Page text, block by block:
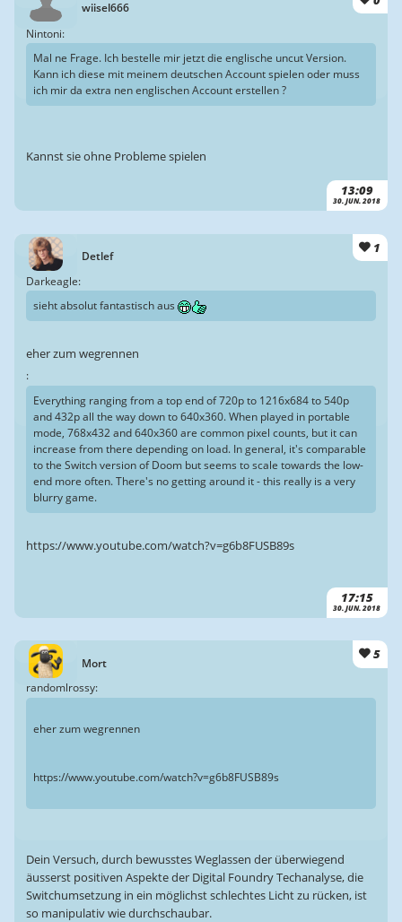
wiisel666
13:09
30. JUN. 2018
Nintoni:
Mal ne Frage. Ich bestelle mir jetzt die englische uncut Version.
Kann ich diese mit meinem deutschen Account spielen oder muss
ich mir da extra nen englischen Account erstellen ?
Kannst sie ohne Probleme spielen
Detlef
1
17:15
30. JUN. 2018
Darkeagle:
sieht absolut fantastisch aus
eher zum wegrennen
:
Everything ranging from a top end of 720p to 1216x684 to 540p
and 432p all the way down to 640x360. When played in portable
mode, 768x432 and 640x360 are common pixel counts, but it can
increase from there depending on load. In general, it's comparable
to the Switch version of Doom but seems to scale towards the low-
end more often. There's no getting around it - this really is a very
blurry game.
https://www.youtube.com/watch?v=g6b8FUSB89s
Mort
5
randomlrossy:
eher zum wegrennen
https://www.youtube.com/watch?v=g6b8FUSB89s
Dein Versuch, durch bewusstes Weglassen der überwiegend
äusserst positiven Aspekte der Digital Foundry Techanalyse, die
Switchumsetzung in ein möglichst schlechtes Licht zu rücken, ist
so manipulativ wie durchschaubar.